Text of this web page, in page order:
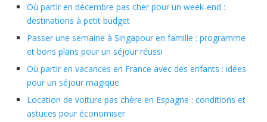
Où partir en décembre pas cher pour un week-end :
destinations à petit budget
Passer une semaine à Singapour en famille : programme
et bons plans pour un séjour réussi
Où partir en vacances en France avec des enfants : idées
pour un séjour magique
Location de voiture pas chère en Espagne : conditions et
astuces pour économiser